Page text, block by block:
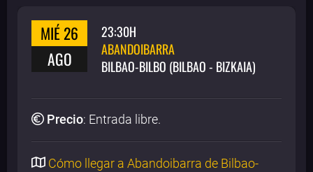
MIÉ 26
AGO
23:30H
ABANDOIBARRA
BILBAO-BILBO (BILBAO - BIZKAIA)
Precio: Entrada libre.
Cómo llegar a Abandoibarra de Bilbao-